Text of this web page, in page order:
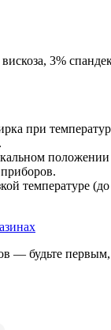
3%
при
положении
температуре
— будьте